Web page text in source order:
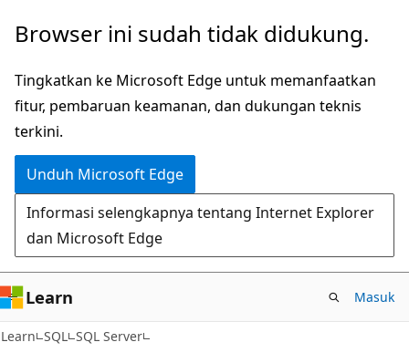
Lompati
konten
utama
Browser ini sudah tidak didukung.
Tingkatkan ke Microsoft Edge untuk memanfaatkan
fitur, pembaruan keamanan, dan dukungan teknis
terkini.
Unduh Microsoft Edge
Informasi selengkapnya tentang Internet Explorer
dan Microsoft Edge
Learn Masuk
Learn SQL SQL Server